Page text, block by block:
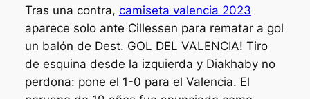
Tras una contra, camiseta valencia 2023
aparece solo ante Cillessen para rematar a gol
un balón de Dest. GOL DEL VALENCIA! Tiro
de esquina desde la izquierda y Diakhaby no
perdona: pone el 1-0 para el Valencia. El